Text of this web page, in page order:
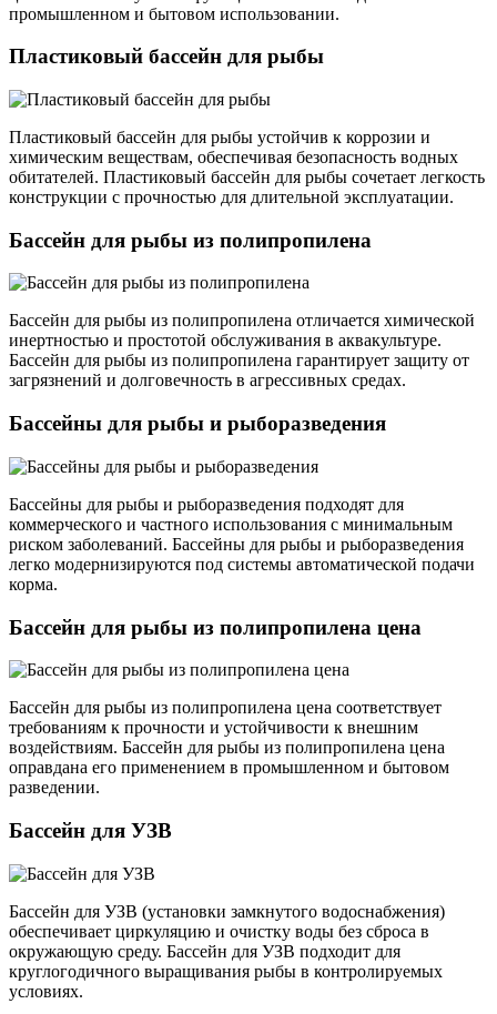
промышленном и бытовом использовании.
Пластиковый бассейн для рыбы
Пластиковый бассейн для рыбы устойчив к коррозии и
химическим веществам, обеспечивая безопасность водных
обитателей. Пластиковый бассейн для рыбы сочетает легкость
конструкции с прочностью для длительной эксплуатации.
Бассейн для рыбы из полипропилена
Бассейн для рыбы из полипропилена отличается химической
инертностью и простотой обслуживания в аквакультуре.
Бассейн для рыбы из полипропилена гарантирует защиту от
загрязнений и долговечность в агрессивных средах.
Бассейны для рыбы и рыборазведения
Бассейны для рыбы и рыборазведения подходят для
коммерческого и частного использования с минимальным
риском заболеваний. Бассейны для рыбы и рыборазведения
легко модернизируются под системы автоматической подачи
корма.
Бассейн для рыбы из полипропилена цена
Бассейн для рыбы из полипропилена цена соответствует
требованиям к прочности и устойчивости к внешним
воздействиям. Бассейн для рыбы из полипропилена цена
оправдана его применением в промышленном и бытовом
разведении.
Бассейн для УЗВ
Бассейн для УЗВ (установки замкнутого водоснабжения)
обеспечивает циркуляцию и очистку воды без сброса в
окружающую среду. Бассейн для УЗВ подходит для
круглогодичного выращивания рыбы в контролируемых
условиях.